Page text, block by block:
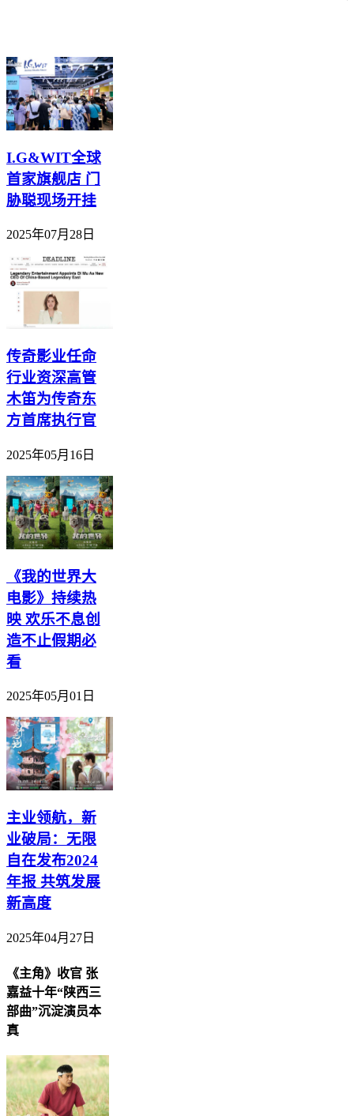
I.G&WIT全球
首家旗舰店 门
胁聪现场开挂
2025年07月28日
传奇影业任命
行业资深高管
木笛为传奇东
方首席执行官
2025年05月16日
《我的世界大
电影》持续热
映 欢乐不息创
造不止假期必
看
2025年05月01日
主业领航，新
业破局：无限
自在发布2024
年报 共筑发展
新高度
2025年04月27日
《主角》收官 张
嘉益十年“陕西三
部曲”沉淀演员本
真